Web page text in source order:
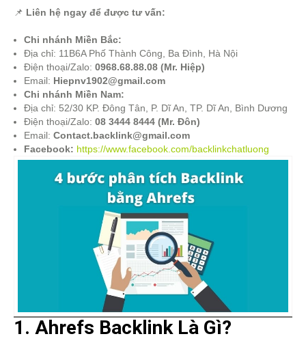
📌 Liên hệ ngay để được tư vấn:
Chi nhánh Miền Bắc:
Địa chỉ: 11B6A Phố Thành Công, Ba Đình, Hà Nội
Điện thoại/Zalo: 0968.68.88.08 (Mr. Hiệp)
Email: Hiepnv1902@gmail.com
Chi nhánh Miền Nam:
Địa chỉ: 52/30 KP. Đông Tân, P. Dĩ An, TP. Dĩ An, Bình Dương
Điện thoại/Zalo: 08 3444 8444 (Mr. Đôn)
Email: Contact.backlink@gmail.com
Facebook: https://www.facebook.com/backlinkchatluong
1. Ahrefs Backlink Là Gì?